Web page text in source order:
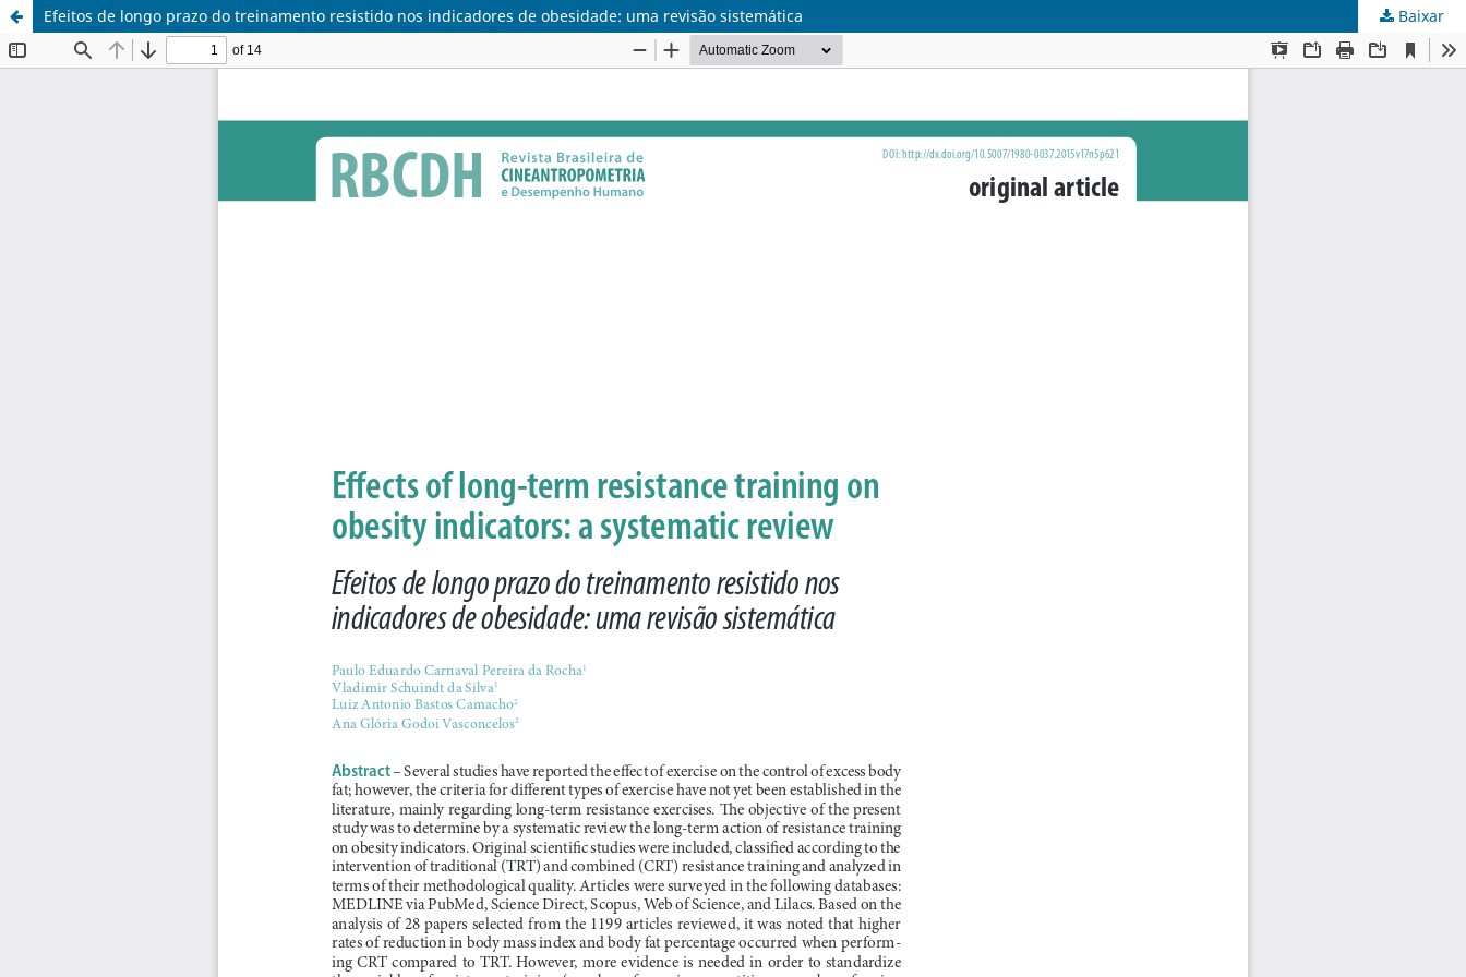
Efeitos de longo prazo do treinamento resistido nos indicadores de obesidade: uma revisão sistemática Baixar